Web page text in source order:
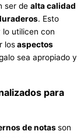
ser de alta calidad
. Esto
lo utilicen con
losaspectos
sea apropiado y
para
denotasson